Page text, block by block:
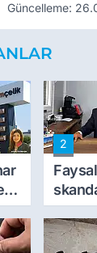
Güncelleme:
2